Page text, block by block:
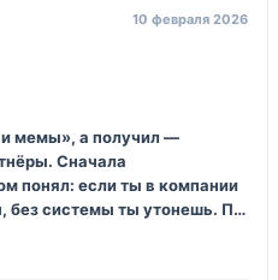
10 февраля 2026
мемы», а получил —
Сначала
понял: если ты в компании
без системы ты утонешь. По
надо выкраивать время